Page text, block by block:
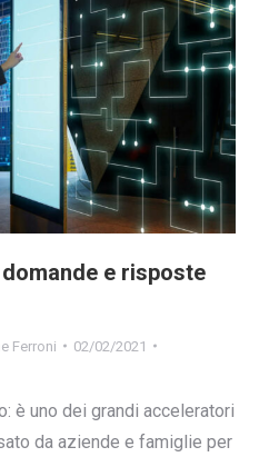
e risposte
Ferroni
02/02/2021
è uno dei grandi acceleratori
da aziende e famiglie per